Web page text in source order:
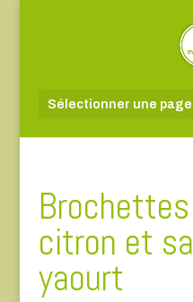
Sélectionner une page
citron et
yaourt